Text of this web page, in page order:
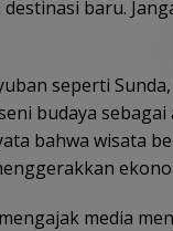
baru.
seperti
budaya
bahwa wisata
media